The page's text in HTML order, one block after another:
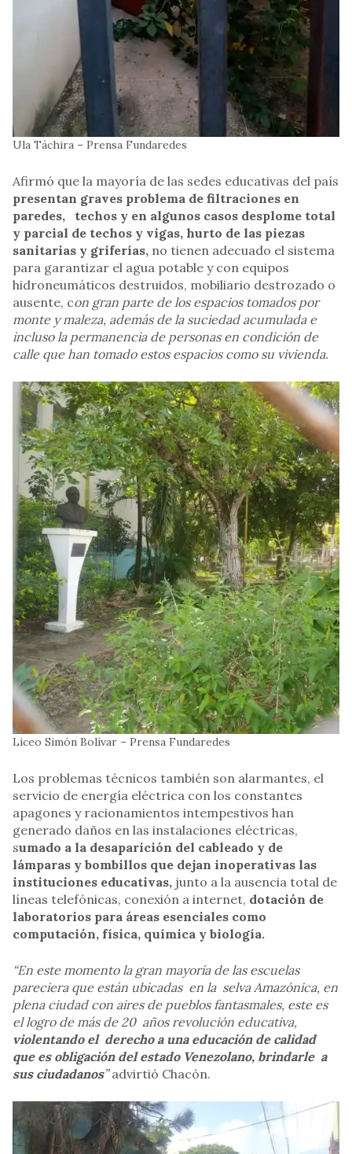
Ula Táchira – Prensa Fundaredes
Afirmó que la mayoría de las sedes educativas del país
presentan graves problema de filtraciones en
paredes, techos y en algunos casos desplome total
y parcial de techos y vigas, hurto de las piezas
sanitarias y griferías, no tienen adecuado el sistema
para garantizar el agua potable y con equipos
hidroneumáticos destruidos, mobiliario destrozado o
ausente, con gran parte de los espacios tomados por
monte y maleza, además de la suciedad acumulada e
incluso la permanencia de personas en condición de
calle que han tomado estos espacios como su vivienda.
Liceo Simón Bolívar – Prensa Fundaredes
Los problemas técnicos también son alarmantes, el
servicio de energía eléctrica con los constantes
apagones y racionamientos intempestivos han
generado daños en las instalaciones eléctricas,
sumado a la desaparición del cableado y de
lámparas y bombillos que dejan inoperativas las
instituciones educativas, junto a la ausencia total de
líneas telefónicas, conexión a internet, dotación de
laboratorios para áreas esenciales como
computación, física, química y biología.
“En este momento la gran mayoría de las escuelas
pareciera que están ubicadas en la selva Amazónica, en
plena ciudad con aires de pueblos fantasmales, este es
el logro de más de 20 años revolución educativa,
violentando el derecho a una educación de calidad
que es obligación del estado Venezolano, brindarle a
sus ciudadanos”advirtió Chacón.